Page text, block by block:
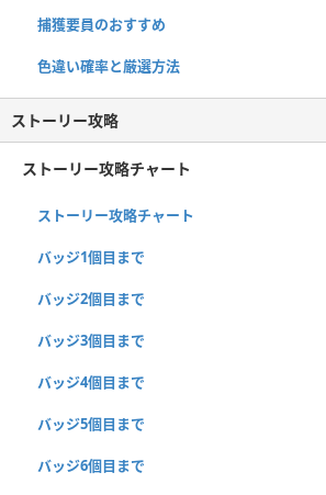
捕獲要員のおすすめ
色違い確率と厳選方法
ストーリー攻略
ストーリー攻略チャート
ストーリー攻略チャート
バッジ1個目まで
バッジ2個目まで
バッジ3個目まで
バッジ4個目まで
バッジ5個目まで
バッジ6個目まで